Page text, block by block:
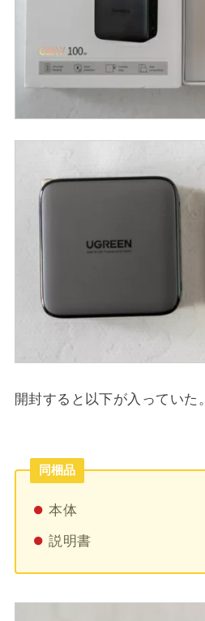
開封すると以下が入っていた。
同梱品
本体
説明書